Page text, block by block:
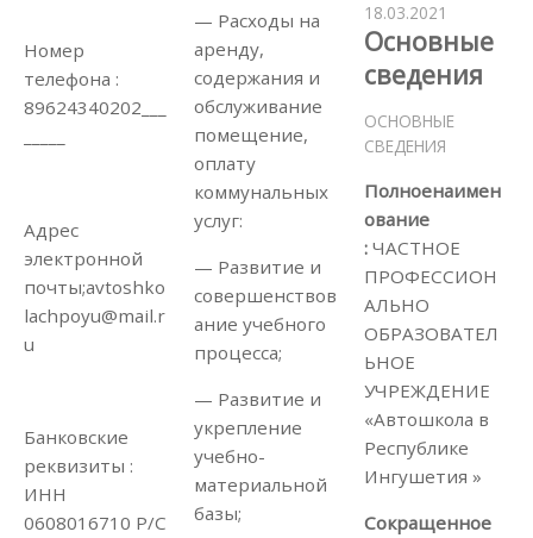
— Расходы на
аренду,
содержания и
обслуживание
помещение,
оплату
коммунальных
услуг:
— Развитие и
совершенствов
ание учебного
процесса;
— Развитие и
укрепление
учебно-
материальной
базы;
Номер
телефона :
89624340202___
Адрес
электронной
почты;avtoshko
lachpoyu@mail.r
u
Банковские
реквизиты :
ИНН
0608016710 Р/С
18.03.2021
Основные
сведения
ОСНОВНЫЕ
СВЕДЕНИЯ
Полноенаимен
ование
: ЧАСТНОЕ
ПРОФЕССИОН
АЛЬНО
ОБРАЗОВАТЕЛ
ЬНОЕ
УЧРЕЖДЕНИЕ
«Автошкола в
Республике
Ингушетия »
Сокращенное